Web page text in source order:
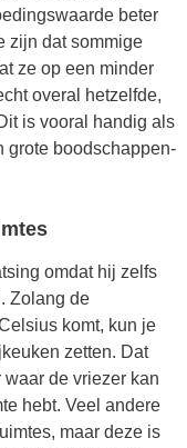
beter
zijn dat sommige
ze op een minder
overal hetzelfde,
is vooral handig als
grote boodschappen-
omdat hij zelfs
Zolang de
komt, kun je
zetten. Dat
de vriezer kan
hebt. Veel andere
maar deze is